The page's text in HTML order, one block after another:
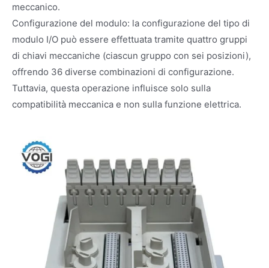
meccanico.
Configurazione del modulo: la configurazione del tipo di
modulo I/O può essere effettuata tramite quattro gruppi
di chiavi meccaniche (ciascun gruppo con sei posizioni),
offrendo 36 diverse combinazioni di configurazione.
Tuttavia, questa operazione influisce solo sulla
compatibilità meccanica e non sulla funzione elettrica.